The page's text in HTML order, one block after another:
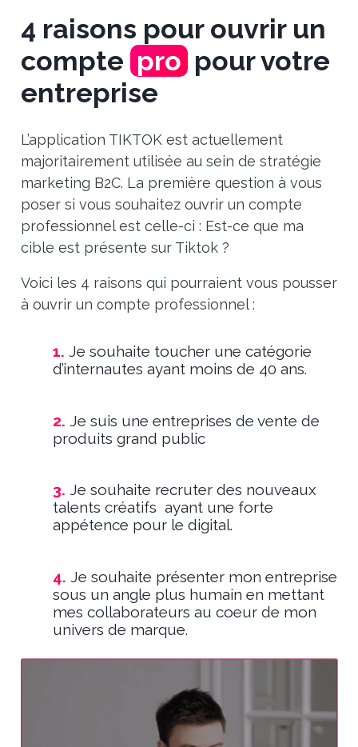
4 raisons pour ouvrir un
compte pro pourvotre
entreprise
L’application TIKTOK est actuellement
majoritairement utilisée au sein de stratégie
marketing B2C. La première question à vous
poser si vous souhaitez ouvrir un compte
professionnel est celle-ci : Est-ce que ma
cible est présente sur Tiktok ?
Voici les 4 raisons qui pourraient vous pousser
à ouvrir un compte professionnel :
1. Je souhaite toucher une catégorie
d’internautes ayant moins de 40 ans.
2. Je suis une entreprises de vente de
produits grand public
3. Je souhaite recruter des nouveaux
talents créatifs ayant une forte
appétence pour le digital.
4. Je souhaite présenter mon entreprise
sous un angle plus humain en mettant
mes collaborateurs au coeur de mon
univers de marque.